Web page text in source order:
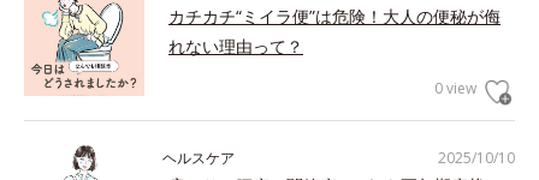
カチカチ“ミイラ便”は危険！大人の便秘が侮
れない理由って？
0 view
2025/10/10
ヘルスケア